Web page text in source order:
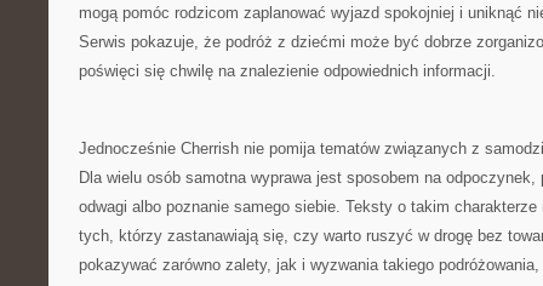
mogą pomóc rodzicom zaplanować wyjazd spokojniej i uniknąć
Serwis pokazuje, że podróż z dziećmi może być dobrze
poświęci się chwilę na znalezienie odpowiednich informacji.
Jednocześnie Cherrish nie pomija tematów związanych z
Dla wielu osób samotna wyprawa jest sposobem na odpoczynek,
odwagi albo poznanie samego siebie. Teksty o takim
tych, którzy zastanawiają się, czy warto ruszyć w drogę bez
pokazywać zarówno zalety, jak i wyzwania takiego